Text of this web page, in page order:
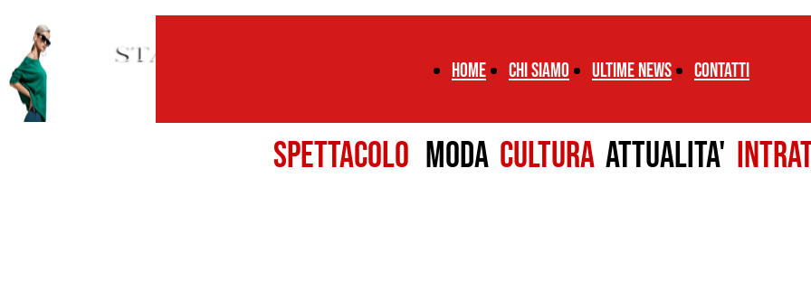
Home chi siamo ultime news CONTATTI
SPETTACOLO MODA CULTURA ATTUALITA'